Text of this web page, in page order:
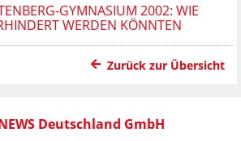
GYMNASIUM 2002: WIE
WERDEN KÖNNTEN
Zurück zur Übersicht
Deutschland GmbH